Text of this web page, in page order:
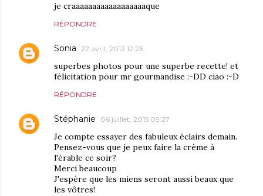
je craaaaaaaaaaaaaaaaaaque
RÉPONDRE
Sonia 22 avril, 2012 12:26
superbes photos pour une superbe recette! et
félicitation pour mr gourmandise :-DD ciao :-D
RÉPONDRE
Stéphanie 06 juillet, 2015 09:27
Je compte essayer des fabuleux éclairs demain.
Pensez-vous que je peux faire la crème à
l'érable ce soir?
Merci beaucoup
J'espère que les miens seront aussi beaux que
les vôtres!